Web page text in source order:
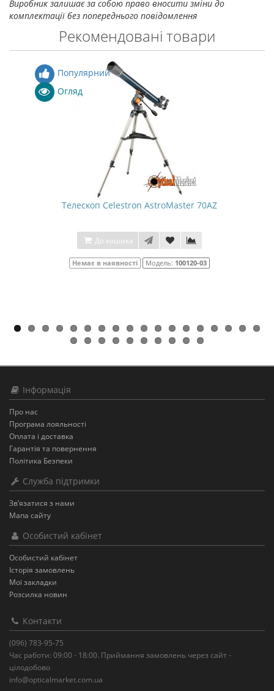
Виробник залишає за собою право вносити зміни до
комплектації без попереднього повідомлення
Рекомендовані товари
Популярний
Огляд
Телескоп Celestron AstroMaster 70AZ
До кошика
Немає в наявності Модель: 100120-03
Інформація
Про нас
Програма лояльності
Оплата і доставка
Гарантія та повернення
Політика Безпеки
Служба підтримки
Зв’язатися з нами
Мапа сайту
Особистий кабінет
Особистий кабінет
Історія замовлень
Мої закладки
Розсилка новин
Контакти
(096) 783-95-75
Час работи: 09:00 - 18:00. Приймання замовлень через сайт -
цілодобово
info@opticalmarket.com.ua